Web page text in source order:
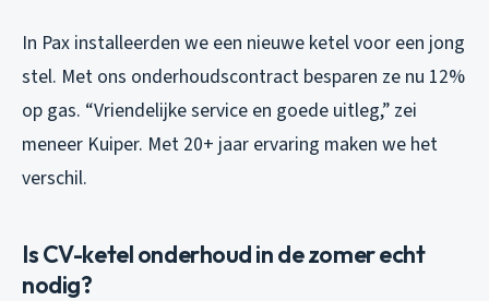
In Pax installeerden we een nieuwe ketel voor een jong
stel. Met ons onderhoudscontract besparen ze nu 12%
op gas. “Vriendelijke service en goede uitleg,” zei
meneer Kuiper. Met 20+ jaar ervaring maken we het
verschil.
Is CV-ketel onderhoud in de zomer echt
nodig?